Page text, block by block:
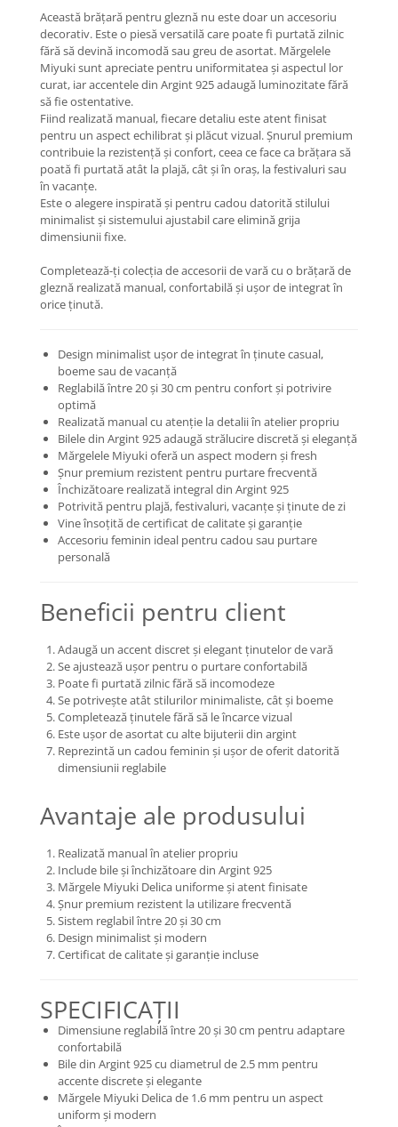
BRĂȚĂRI
BRĂȚĂRI CU ȘNUR REGLABIL
Brățări din Aur cu șnur reglabil
Brățări din Argint cu șnur reglabil
BRĂȚĂRI CU PIETRE SEMIPREȚIOASE
Brățări din Aur cu pietre
semiprețioase
Brățări din Argint cu pietre
semiprețioase
Brățări elastice cu pietre
semiprețioase
Brățări de picior din Aur
Brățări de picior din Argint
Coliere cu mărgele colorate și
Coliere cu pietre semiprețioase
Această brățară pentru gleznă nu este doar un accesoriu
decorativ. Este o piesă versatilă care poate fi purtată zilnic
fără să devină incomodă sau greu de asortat. Mărgelele
Miyuki sunt apreciate pentru uniformitatea și aspectul lor
curat, iar accentele din Argint 925 adaugă luminozitate fără
să fie ostentative.
Fiind realizată manual, fiecare detaliu este atent finisat
pentru un aspect echilibrat și plăcut vizual. Șnurul premium
contribuie la rezistență și confort, ceea ce face ca brățara să
poată fi purtată atât la plajă, cât și în oraș, la festivaluri sau
în vacanțe.
Este o alegere inspirată și pentru cadou datorită stilului
minimalist și sistemului ajustabil care elimină grija
dimensiunii fixe.
Completează-ți colecția de accesorii de vară cu o brățară de
gleznă realizată manual, confortabilă și ușor de integrat în
orice ținută.
Design minimalist ușor de integrat în ținute casual,
boeme sau de vacanță
Reglabilă între 20 și 30 cm pentru confort și potrivire
optimă
Realizată manual cu atenție la detalii în atelier propriu
Bilele din Argint 925 adaugă strălucire discretă și eleganță
Mărgelele Miyuki oferă un aspect modern și fresh
Șnur premium rezistent pentru purtare frecventă
Închizătoare realizată integral din Argint 925
Potrivită pentru plajă, festivaluri, vacanțe și ținute de zi
Vine însoțită de certificat de calitate și garanție
Accesoriu feminin ideal pentru cadou sau purtare
personală
Beneficii pentru client
Adaugă un accent discret și elegant ținutelor de vară
Se ajustează ușor pentru o purtare confortabilă
Poate fi purtată zilnic fără să incomodeze
Se potrivește atât stilurilor minimaliste, cât și boeme
Completează ținutele fără să le încarce vizual
Este ușor de asortat cu alte bijuterii din argint
Reprezintă un cadou feminin și ușor de oferit datorită
dimensiunii reglabile
Avantaje ale produsului
Realizată manual în atelier propriu
Include bile și închizătoare din Argint 925
Mărgele Miyuki Delica uniforme și atent finisate
Șnur premium rezistent la utilizare frecventă
Sistem reglabil între 20 și 30 cm
Design minimalist și modern
Certificat de calitate și garanție incluse
SPECIFICAȚII
Dimensiune reglabilă între 20 și 30 cm pentru adaptare
confortabilă
Bile din Argint 925 cu diametrul de 2.5 mm pentru
accente discrete și elegante
Mărgele Miyuki Delica de 1.6 mm pentru un aspect
uniform și modern